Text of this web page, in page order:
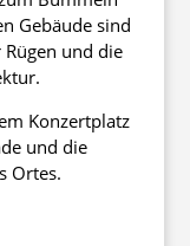
Gebäude sind
und die
Konzertplatz
und die
Ortes.